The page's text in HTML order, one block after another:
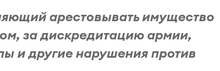
арестовывать имущество
за дискредитацию армии,
и другие нарушения против